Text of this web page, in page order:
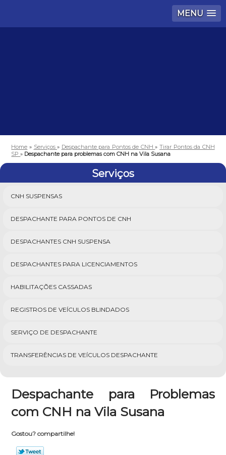
MENU
Home » Serviços» Despachante para Pontos de CNH» Tirar Pontos da CNH
SP» Despachante para problemas com CNH na Vila Susana
Serviços
CNH SUSPENSAS
DESPACHANTE PARA PONTOS DE CNH
DESPACHANTES CNH SUSPENSA
DESPACHANTES PARA LICENCIAMENTOS
HABILITAÇÕES CASSADAS
REGISTROS DE VEÍCULOS BLINDADOS
SERVIÇO DE DESPACHANTE
TRANSFERÊNCIAS DE VEÍCULOS DESPACHANTE
Despachante para Problemas
com CNH na Vila Susana
Gostou? compartilhe!